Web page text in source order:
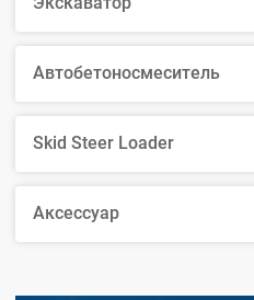
Автобетоносмеситель
Skid Steer Loader
Аксессуар